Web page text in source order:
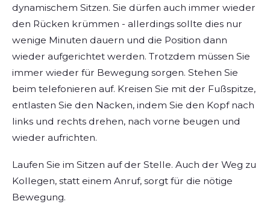
dynamischem Sitzen. Sie dürfen auch immer wieder
den Rücken krümmen - allerdings sollte dies nur
wenige Minuten dauern und die Position dann
wieder aufgerichtet werden. Trotzdem müssen Sie
immer wieder für Bewegung sorgen. Stehen Sie
beim telefonieren auf. Kreisen Sie mit der Fußspitze,
entlasten Sie den Nacken, indem Sie den Kopf nach
links und rechts drehen, nach vorne beugen und
wieder aufrichten.
Laufen Sie im Sitzen auf der Stelle. Auch der Weg zu
Kollegen, statt einem Anruf, sorgt für die nötige
Bewegung.